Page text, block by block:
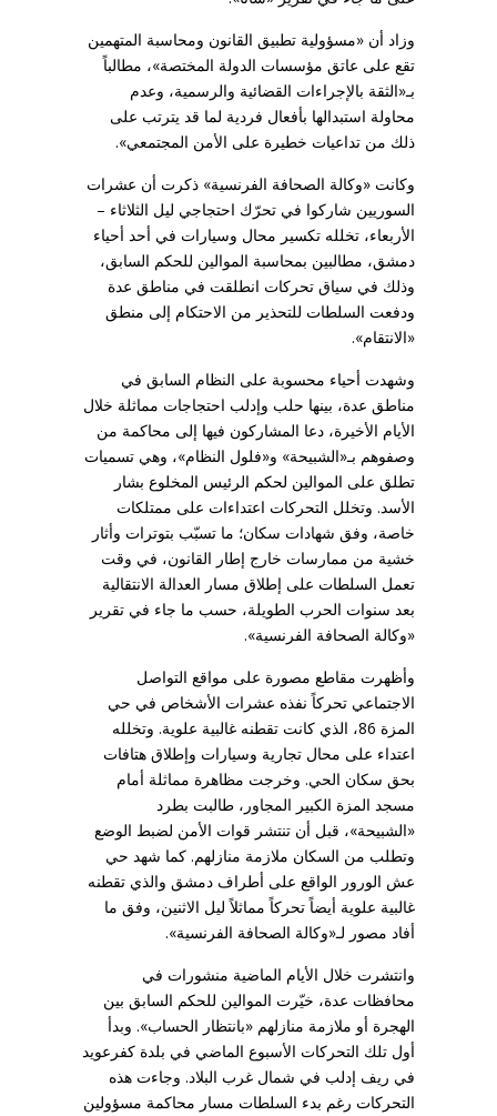
وزاد أن «مسؤولية تطبيق القانون ومحاسبة المتهمين
تقع على عاتق ‌‏مؤسسات الدولة المختصة»، مطالباً
بـ«الثقة بالإجراءات القضائية والرسمية، ‌‏وعدم
محاولة استبدالها بأفعال فردية لما قد يترتب على
ذلك من تداعيات خطيرة على ‌‏الأمن المجتمعي».‏
وكانت «وكالة الصحافة الفرنسية» ذكرت أن عشرات
السوريين شاركوا في تحرّك احتجاجي ليل الثلاثاء –
الأربعاء، تخلله تكسير محال وسيارات في أحد أحياء
دمشق، مطالبين بمحاسبة الموالين للحكم السابق،
وذلك في سياق تحركات انطلقت في مناطق عدة
ودفعت السلطات للتحذير من الاحتكام إلى منطق
«الانتقام».
وشهدت أحياء محسوبة على النظام السابق في
مناطق عدة، بينها حلب وإدلب احتجاجات مماثلة خلال
الأيام الأخيرة، دعا المشاركون فيها إلى محاكمة من
وصفوهم بـ«الشبيحة» و«فلول النظام»، وهي تسميات
تطلق على الموالين لحكم الرئيس المخلوع بشار
الأسد. وتخلل التحركات اعتداءات على ممتلكات
خاصة، وفق شهادات سكان؛ ما تسبّب بتوترات وأثار
خشية من ممارسات خارج إطار القانون، في وقت
تعمل السلطات على إطلاق مسار العدالة الانتقالية
بعد سنوات الحرب الطويلة، حسب ما جاء في تقرير
«وكالة الصحافة الفرنسية».
وأظهرت مقاطع مصورة على مواقع التواصل
الاجتماعي تحركاً نفذه عشرات الأشخاص في حي
المزة 86، الذي كانت تقطنه غالبية علوية. وتخلله
اعتداء على محال تجارية وسيارات وإطلاق هتافات
بحق سكان الحي. وخرجت مظاهرة مماثلة أمام
مسجد المزة الكبير المجاور، طالبت بطرد
«الشبيحة»، قبل أن تنتشر قوات الأمن لضبط الوضع
وتطلب من السكان ملازمة منازلهم. كما شهد حي
عش الورور الواقع على أطراف دمشق والذي تقطنه
غالبية علوية أيضاً تحركاً مماثلاً ليل الاثنين، وفق ما
أفاد مصور لـ«وكالة الصحافة الفرنسية».
وانتشرت خلال الأيام الماضية منشورات في
محافظات عدة، خيّرت الموالين للحكم السابق بين
الهجرة أو ملازمة منازلهم «بانتظار الحساب». وبدأ
أول تلك التحركات الأسبوع الماضي في بلدة كفرعويد
في ريف إدلب في شمال غرب البلاد. وجاءت هذه
التحركات رغم بدء السلطات مسار محاكمة مسؤولين